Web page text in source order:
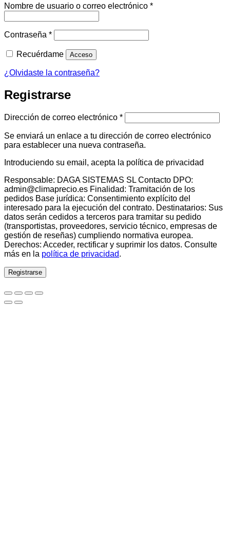
Nombre de usuario o correo electrónico *Obligatorio
Contraseña *Obligatorio
Recuérdame Acceso
¿Olvidaste la contraseña?
Registrarse
Dirección de correo electrónico *Obligatorio
Se enviará un enlace a tu dirección de correo electrónico
para establecer una nueva contraseña.
Introduciendo su email, acepta la política de privacidad
Responsable: DAGA SISTEMAS SL Contacto DPO:
admin@climaprecio.es Finalidad: Tramitación de los
pedidos Base jurídica: Consentimiento explícito del
interesado para la ejecución del contrato. Destinatarios: Sus
datos serán cedidos a terceros para tramitar su pedido
(transportistas, proveedores, servicio técnico, empresas de
gestión de reseñas) cumpliendo normativa europea.
Derechos: Acceder, rectificar y suprimir los datos. Consulte
más en la política de privacidad.
Registrarse